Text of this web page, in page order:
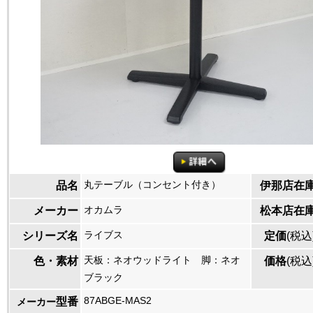
品名 丸テーブル（コンセント付き） 伊那店在
メーカー オカムラ 松本店在
シリーズ名 ライブス 定価(税
色・素材 天板：ネオウッドライト 脚：ネオ
ブラック
価格(税
メーカー型番 87ABGE-MAS2